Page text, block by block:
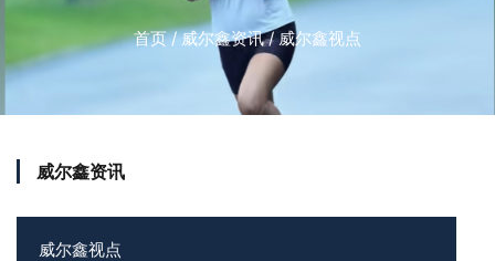
首页/威尔鑫资讯/威尔鑫视点
威尔鑫资讯
威尔鑫视点